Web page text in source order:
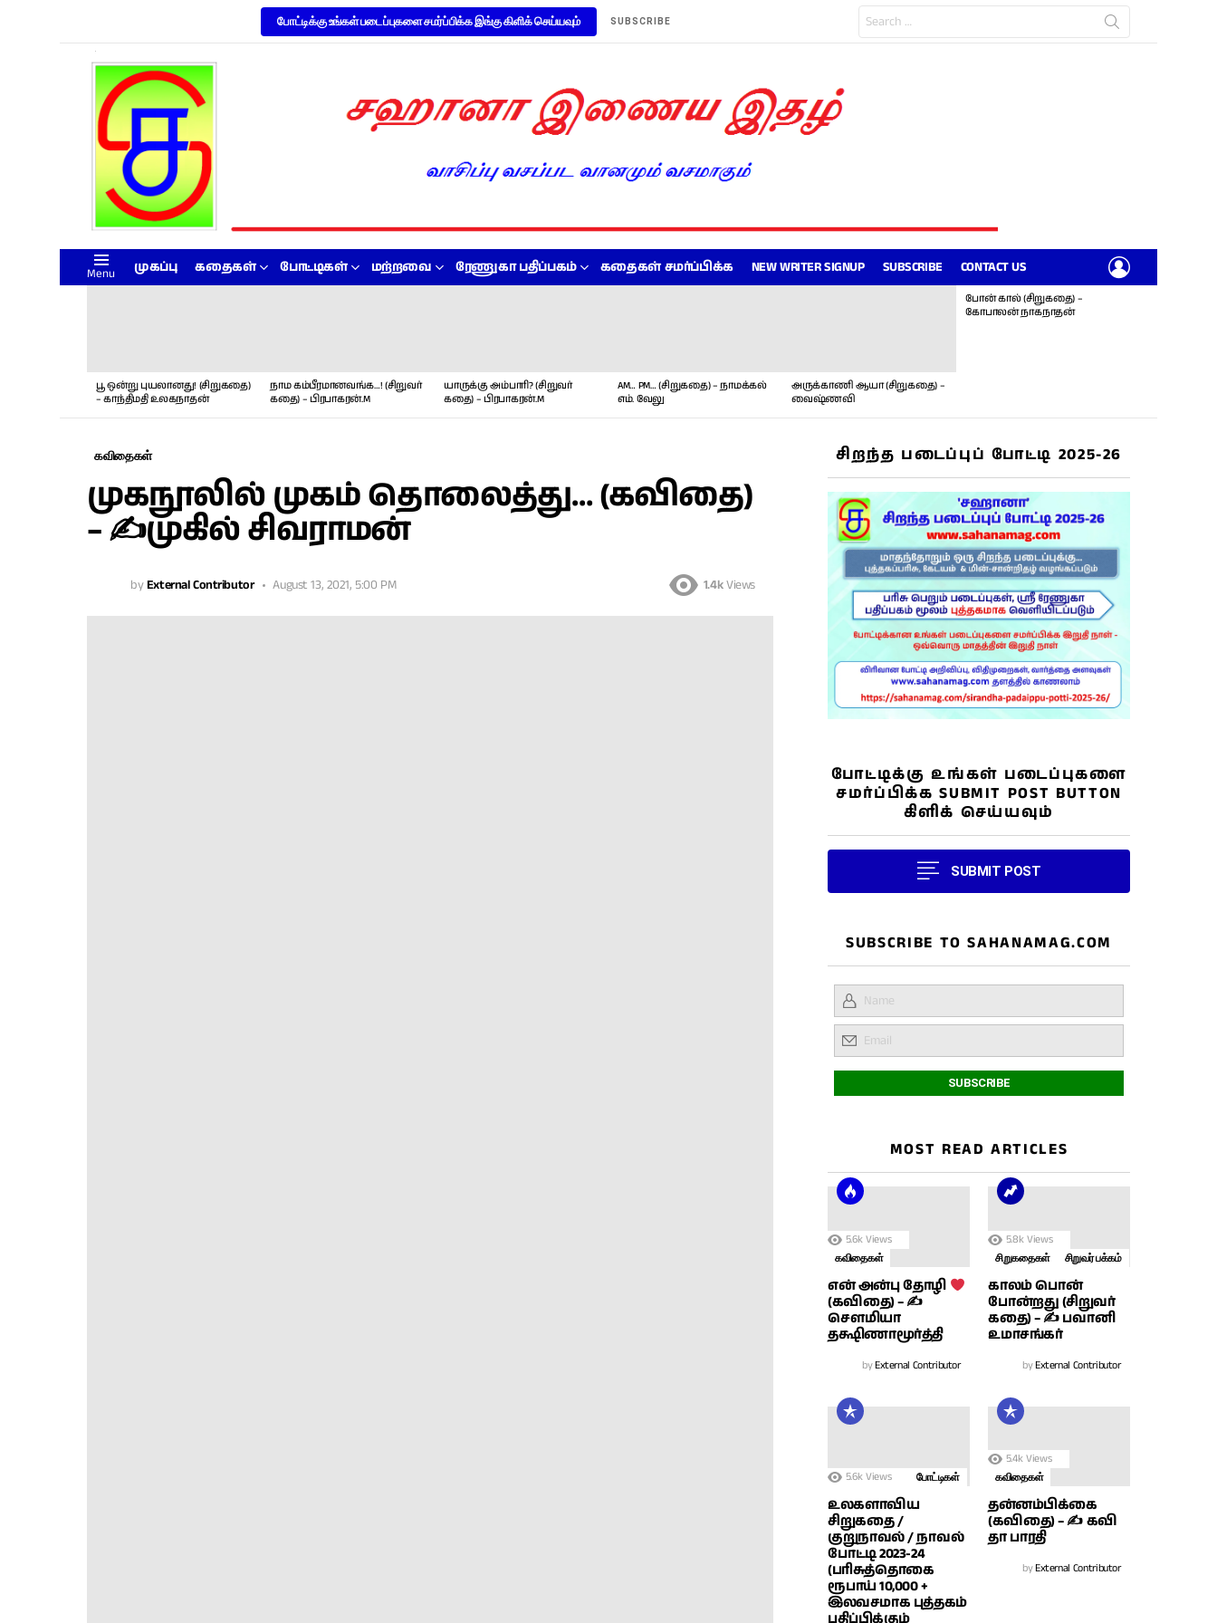
போட்டிக்கு உங்கள் படைப்புகளை சமர்ப்பிக்க இங்கு கிளிக் செய்யவும் SUBSCRIBE
for:
Menu முகப்பு கதைகள் போட்டிகள் மற்றவை ரேணுகா பதிப்பகம் கதைகள் சமர்ப்பிக்க NEW WRITER SIGNUP SUBSCRIBE CONTACT US
பூ ஒன்று புயலானது! (சிறுகதை)
– காந்திமதி உலகநாதன்
நாம கம்பீரமானவங்க…! (சிறுவர்
கதை) – பிரபாகரன்.M
யாருக்கு அம்பாரி? (சிறுவர்
கதை) – பிரபாகரன்.M
AM… PM… (சிறுகதை) – நாமக்கல்
எம். வேலு
அருக்காணி ஆயா (சிறுகதை) –
வைஷ்ணவி
போன் கால் (சிறுகதை) –
கோபாலன் நாகநாதன்
கவிதைகள்
முகநூலில் முகம் தொலைத்து… (கவிதை)
– ✍முகில் சிவராமன்
byExternal Contributor August 13, 2021, 5:00 PM 1.4k Views
சிறந்த படைப்புப் போட்டி 2025-26
போட்டிக்கு உங்கள் படைப்புகளை
சமர்ப்பிக்க SUBMIT POST BUTTON
கிளிக் செய்யவும்
SUBMIT POST
SUBSCRIBE TO SAHANAMAG.COM
MOST READ ARTICLES
5.6k Views
கவிதைகள்
என் அன்பு தோழி
(கவிதை) – ✍
சௌமியா
தக்ஷிணாமூர்த்தி
byExternal Contributor
5.8k Views
சிறுகதைகள் சிறுவர் பக்கம்
காலம் பொன்
போன்றது (சிறுவர்
கதை) – ✍ பவானி
உமாசங்கர்
byExternal Contributor
5.6k Views போட்டிகள்
உலகளாவிய
சிறுகதை /
குறுநாவல் / நாவல்
போட்டி 2023-24
(பரிசுத்தொகை
ரூபாய் 10,000 +
இலவசமாக புத்தகம்
5.4k Views
கவிதைகள்
தன்னம்பிக்கை
(கவிதை) – ✍ கவி
தா பாரதி
byExternal Contributor